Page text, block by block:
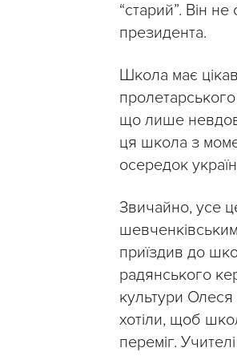
“старий”. Він
президента.
Школа має
що лише
ця школа з
осередок
Звичайно, усе
приїздив до
радянського
культури
хотіли, щоб
переміг.